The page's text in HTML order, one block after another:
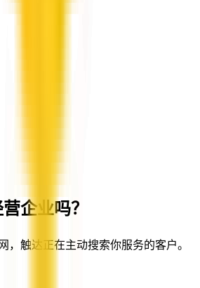
企业吗？
，触达正在主动搜索你服务的客户。